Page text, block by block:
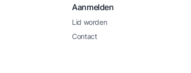
Aanmelden
Lid worden
Contact